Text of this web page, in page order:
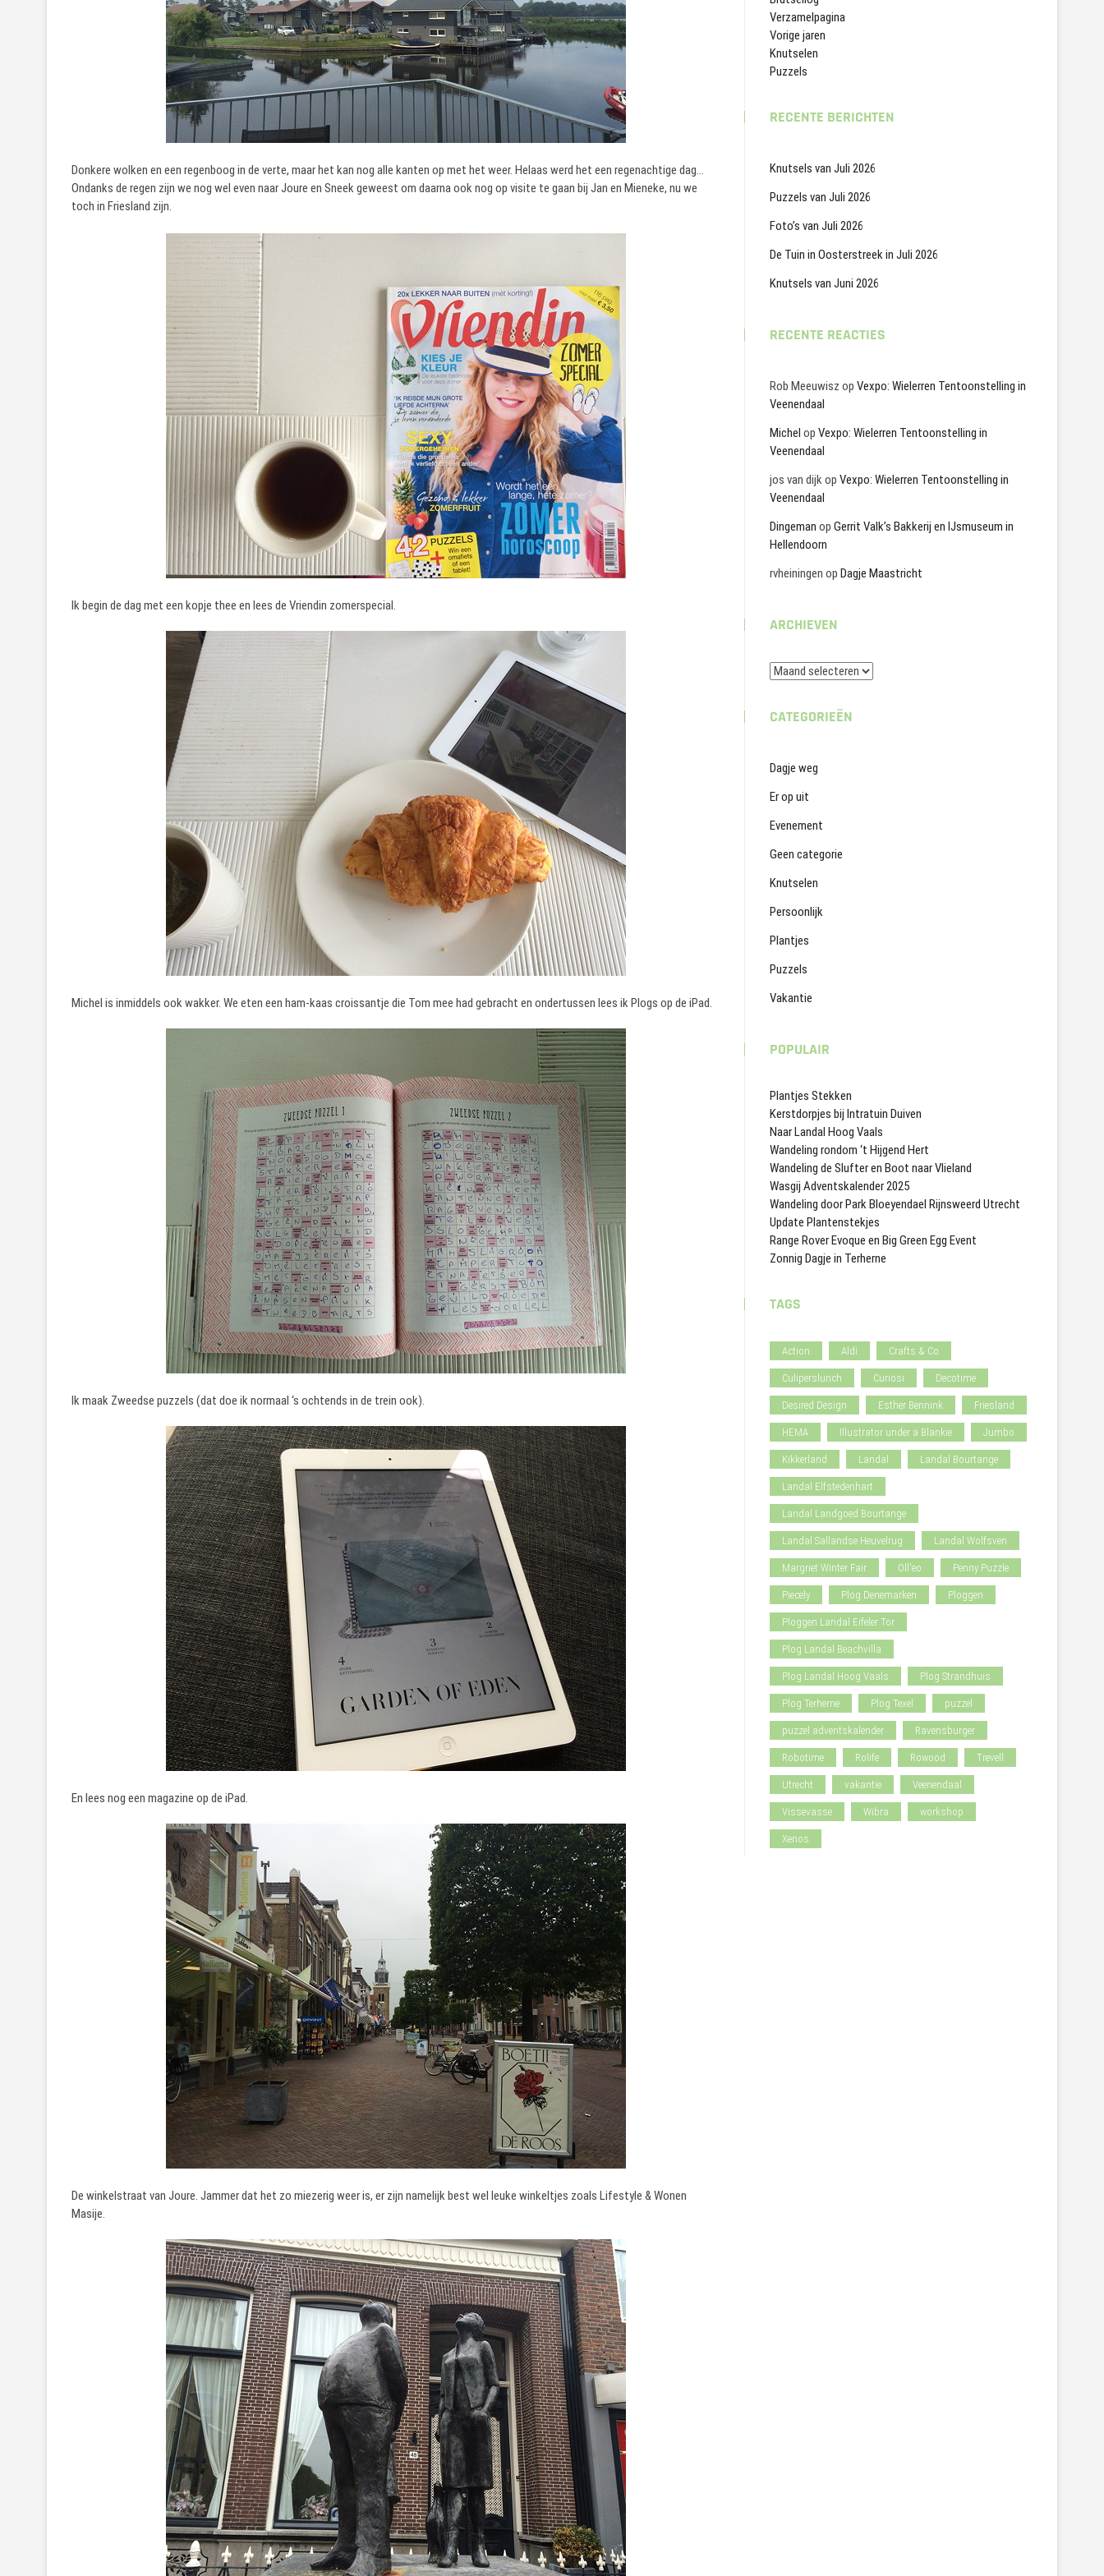
Donkere wolken en een regenboog in de verte, maar het kan nog alle kanten op met het weer. Helaas werd het een regenachtige dag…
Ondanks de regen zijn we nog wel even naar Joure en Sneek geweest om daarna ook nog op visite te gaan bij Jan en Mieneke, nu we
toch in Friesland zijn.
Ik begin de dag met een kopje thee en lees de Vriendin zomerspecial.
Michel is inmiddels ook wakker. We eten een ham-kaas croissantje die Tom mee had gebracht en ondertussen lees ik Plogs op de iPad.
Ik maak Zweedse puzzels (dat doe ik normaal ‘s ochtends in de trein ook).
En lees nog een magazine op de iPad.
De winkelstraat van Joure. Jammer dat het zo miezerig weer is, er zijn namelijk best wel leuke winkeltjes zoals Lifestyle & Wonen
Masije.
Verzamelpagina
Vorige jaren
Knutselen
Puzzels
RECENTE BERICHTEN
Knutsels van Juli 2026
Puzzels van Juli 2026
Foto’s van Juli 2026
De Tuin in Oosterstreek in Juli 2026
Knutsels van Juni 2026
RECENTE REACTIES
Rob Meeuwisz op Vexpo: Wielerren Tentoonstelling in
Veenendaal
Michel op Vexpo: Wielerren Tentoonstelling in
Veenendaal
jos van dijkop Vexpo: Wielerren Tentoonstelling in
Veenendaal
Dingeman op Gerrit Valk’s Bakkerij en IJsmuseum in
Hellendoorn
rvheiningen op Dagje Maastricht
ARCHIEVEN
Archieven
CATEGORIEËN
Dagje weg
Er op uit
Evenement
Geen categorie
Knutselen
Persoonlijk
Plantjes
Puzzels
Vakantie
POPULAIR
Plantjes Stekken
Kerstdorpjes bij Intratuin Duiven
Naar Landal Hoog Vaals
Wandeling rondom ‘t Hijgend Hert
Wandeling de Slufter en Boot naar Vlieland
Wasgij Adventskalender 2025
Wandeling door Park Bloeyendael Rijnsweerd Utrecht
Update Plantenstekjes
Range Rover Evoque en Big Green Egg Event
Zonnig Dagje in Terherne
TAGS
Action Aldi Crafts & Co
Culiperslunch Curiosi Decotime
Desired Design Esther Bennink Friesland
HEMA Illustrator under a Blankie Jumbo
Kikkerland Landal Landal Bourtange
Landal Elfstedenhart
Landal Landgoed Bourtange
Landal Sallandse Heuvelrug Landal Wolfsven
Margriet Winter Fair Oll'eo Penny Puzzle
Piecely Plog Denemarken Ploggen
Ploggen Landal Eifeler Tor
Plog Landal Beachvilla
Plog Landal Hoog Vaals Plog Strandhuis
Plog Terherne Plog Texel puzzel
puzzel adventskalender Ravensburger
Robotime Rolife Rowood Trevell
Utrecht vakantie Veenendaal
Vissevasse Wibra workshop
Xenos